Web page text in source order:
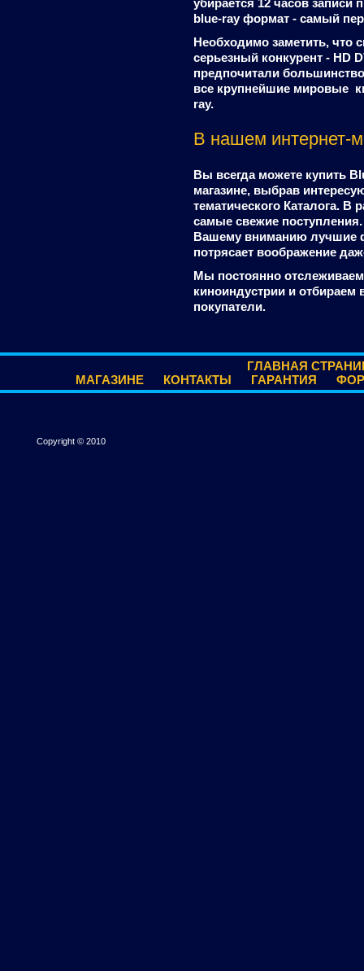
убирается 12 часов записи
blue-ray формат - самый
Необходимо заметить, что
серьезный конкурент - HD
предпочитали
все крупнейшие мировые
ray.
В нашем интернет-
Вы всегда можете купить
магазине, выбрав
тематического Каталога. В
самые свежие поступления.
Вашему вниманию лучшие
потрясает воображение
Мы постоянно
киноиндустрии и
покупатели.
ГЛАВНАЯ
МАГАЗИНЕ
КОНТАКТЫ ГАРАНТИЯ
Copyright © 2010